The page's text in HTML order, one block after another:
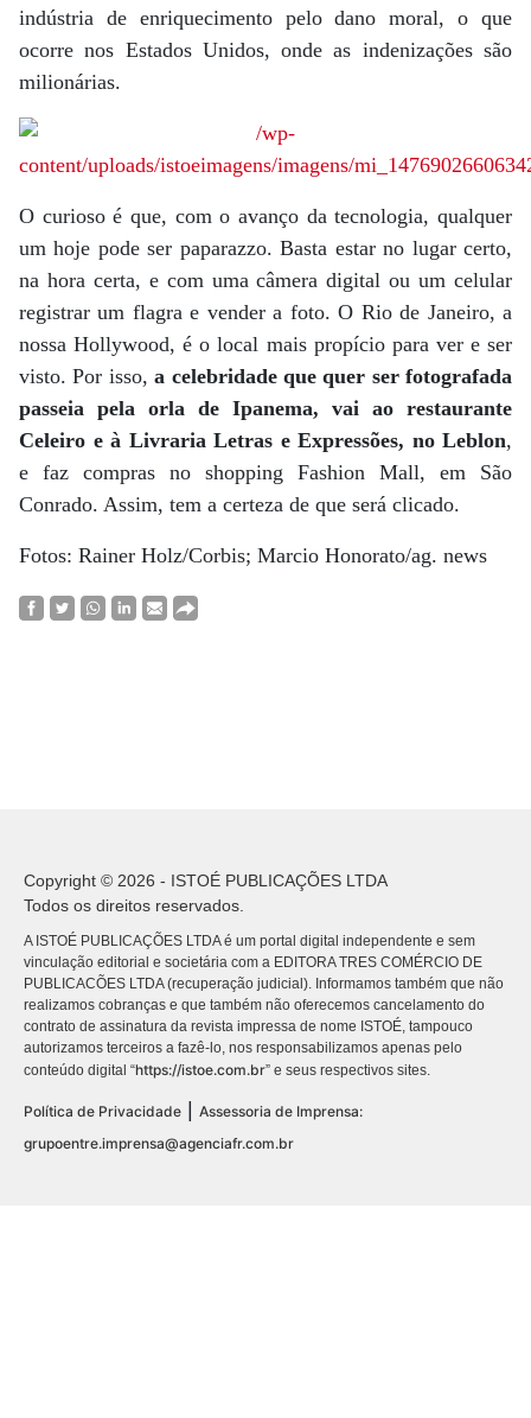
indústria de enriquecimento pelo dano moral, o que
ocorre nos Estados Unidos, onde as indenizações são
milionárias.
O curioso é que, com o avanço da tecnologia, qualquer
um hoje pode ser paparazzo. Basta estar no lugar certo,
na hora certa, e com uma câmera digital ou um celular
registrar um flagra e vender a foto. O Rio de Janeiro, a
nossa Hollywood, é o local mais propício para ver e ser
visto. Por isso,a celebridade que quer ser fotografada
passeia pela orla de Ipanema, vai ao restaurante
Celeiro e à Livraria Letras e Expressões, no Leblon,
e faz compras no shopping Fashion Mall, em São
Conrado. Assim, tem a certeza de que será clicado.
Fotos: Rainer Holz/Corbis; Marcio Honorato/ag. news
Copyright © 2026 - ISTOÉ PUBLICAÇÕES LTDA
Todos os direitos reservados.
A ISTOÉ PUBLICAÇÕES LTDA é um portal digital independente e sem
vinculação editorial e societária com a EDITORA TRES COMÉRCIO DE
PUBLICACÕES LTDA (recuperação judicial). Informamos também que não
realizamos cobranças e que também não oferecemos cancelamento do
contrato de assinatura da revista impressa de nome ISTOÉ, tampouco
autorizamos terceiros a fazê-lo, nos responsabilizamos apenas pelo
conteúdo digital “https://istoe.com.br” e seus respectivos sites.
Política de Privacidade
Assessoria de Imprensa:
grupoentre.imprensa@agenciafr.com.br